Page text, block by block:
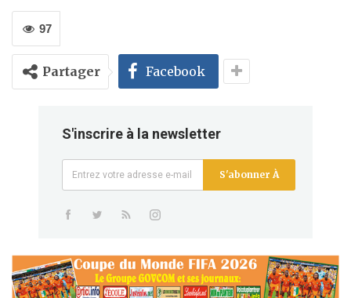
97
Partager Facebook
S'inscrire à la newsletter
S'abonner À